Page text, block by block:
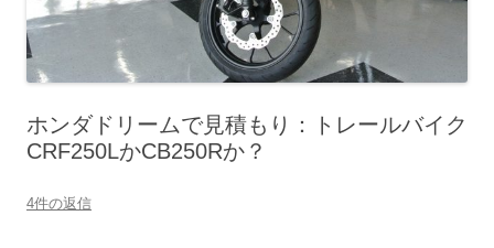
ホンダドリームで見積もり：トレールバイク
CRF250LかCB250Rか？
4件の返信